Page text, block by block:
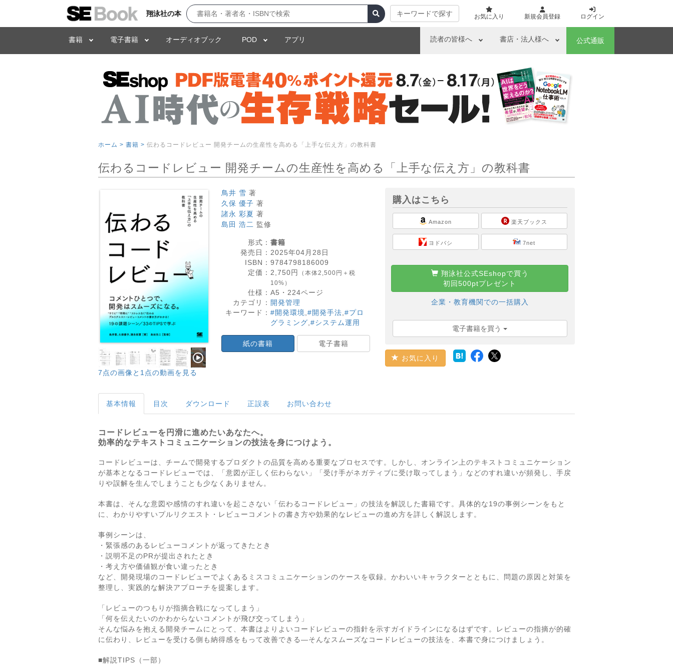
翔泳社の本 キーワードで探す お気に入り 新規会員登録 ログイン
書籍 電子書籍 オーディオブック POD アプリ 読者の皆様へ 書店・法人様へ 公式通販
ホーム > 書籍 > 伝わるコードレビュー 開発チームの生産性を高める「上手な伝え方」の教科書
伝わるコードレビュー 開発チームの生産性を高める「上手な伝え方」の教科書
7点の画像と1点の動画を見る
鳥井 雪 著
久保 優子 著
諸永 彩夏 著
島田 浩二 監修
形式： 書籍
発売日： 2025年04月28日
ISBN： 9784798186009
定価： 2,750円
（本体2,500円＋税
10%）
仕様： A5・ 224ページ
カテゴリ： 開発管理
キーワード： #開発環境 #開発手法 #プロ
グラミング #システム運用
紙の書籍 電子書籍
購入はこちら
Amazon
ヨドバシ
楽天ブックス
7net
翔泳社公式SEshopで買う
初回500ptプレゼント
企業・教育機関での一括購入
電子書籍を買う
お気に入り
基本情報 目次 ダウンロード 正誤表 お問い合わせ
コードレビューを円滑に進めたいあなたへ。
効率的なテキストコミュニケーションの技法を身につけよう。
コードレビューは、チームで開発するプロダクトの品質を高める重要なプロセスです。しかし、オンライン上のテキストコミュニケーション
が基本となるコードレビューでは、「意図が正しく伝わらない」「受け手がネガティブに受け取ってしまう」などのすれ違いが頻発し、手戻
りや誤解を生んでしまうことも少なくありません。
本書は、そんな意図や感情のすれ違いを起こさない「伝わるコードレビュー」の技法を解説した書籍です。具体的な19の事例シーンをもと
に、わかりやすいプルリクエスト・レビューコメントの書き方や効果的なレビューの進め方を詳しく解説します。
事例シーンは、
・緊張感のあるレビューコメントが返ってきたとき
・説明不足のPRが提出されたとき
・考え方や価値観が食い違ったとき
など、開発現場のコードレビューでよくあるミスコミュニケーションのケースを収録。かわいいキャラクターとともに、問題の原因と対策を
整理し、実践的な解決アプローチを提案します。
「レビューのつもりが指摘合戦になってしまう」
「何を伝えたいのかわからないコメントが飛び交ってしまう」
そんな悩みを抱える開発チームにとって、本書はよりよいコードレビューの指針を示すガイドラインになるはずです。レビューの指摘が的確
に伝わり、レビューを受ける側も納得感をもって改善できる―そんなスムーズなコードレビューの技法を、本書で身につけましょう。
■解説TIPS（一部）